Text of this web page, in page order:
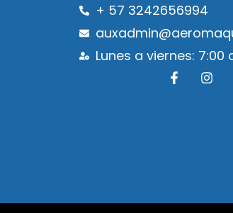
+ 57 3242656994
Lunes a viernes: 7:00